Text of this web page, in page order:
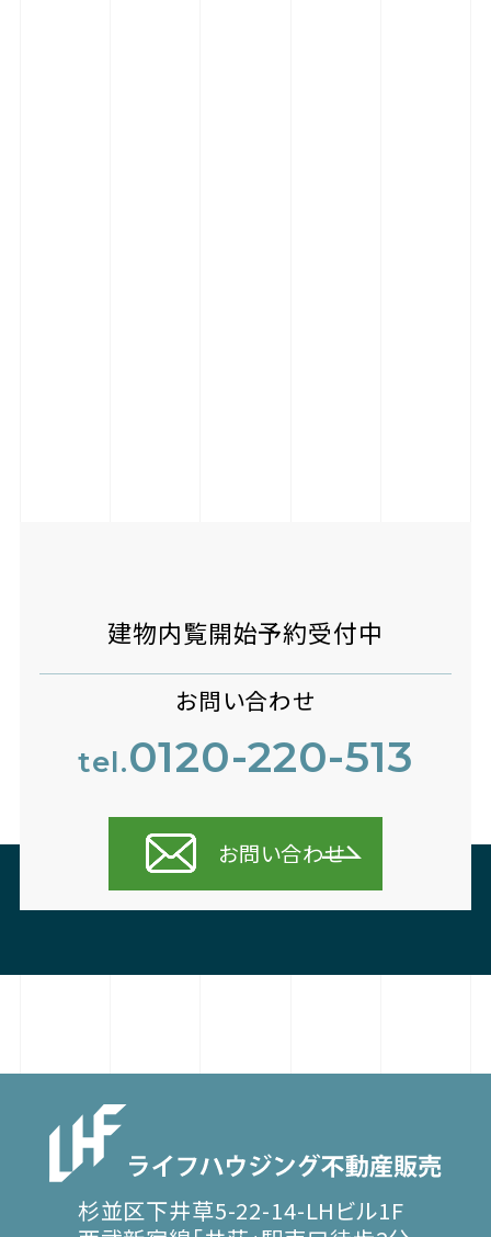
建物内覧開始予約受付中
お問い合わせ
tel.0120-220-513
お問い合わせ
杉並区下井草5-22-14-LHビル1F